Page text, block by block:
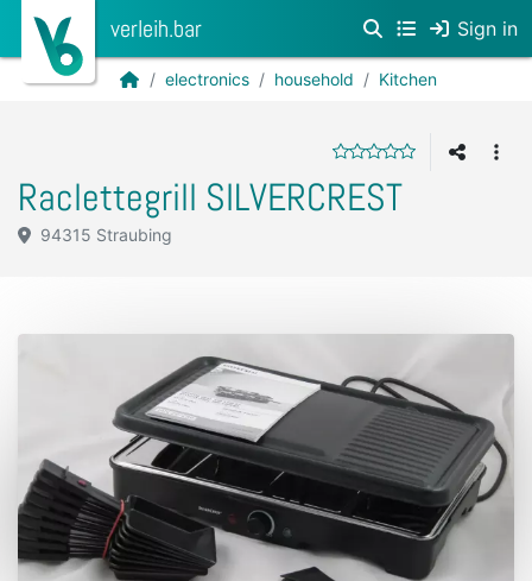
verleih.bar Sign in
electronics household Kitchen
Raclettegrill SILVERCREST
94315 Straubing